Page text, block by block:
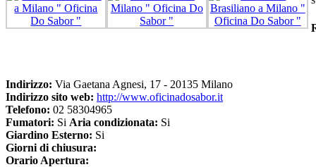
Indirizzo: Via Gaetana Agnesi, 17 - 20135 Milano
Indirizzo sito web: http://www.oficinadosabor.it
Telefono: 02 58304965
Fumatori: Si Aria condizionata: Si
Giardino Esterno: Si
Giorni di chiusura:
Orario Apertura: